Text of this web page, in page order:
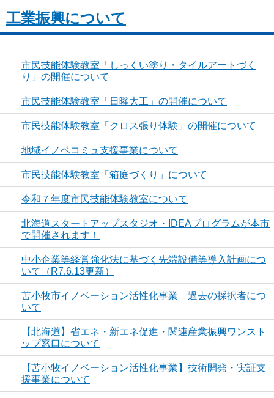
工業振興について
市民技能体験教室「しっくい塗り・タイルアートづく
り」の開催について
市民技能体験教室「日曜大工」の開催について
市民技能体験教室「クロス張り体験」の開催について
地域イノベコミュ支援事業について
市民技能体験教室「箱庭づくり」について
令和７年度市民技能体験教室について
北海道スタートアップスタジオ・IDEAプログラムが本市
で開催されます！
中小企業等経営強化法に基づく先端設備等導入計画につ
いて（R7.6.13更新）
苫小牧市イノベーション活性化事業 過去の採択者につ
いて
【北海道】省エネ・新エネ促進・関連産業振興ワンスト
ップ窓口について
【苫小牧イノベーション活性化事業】技術開発・実証支
援事業について